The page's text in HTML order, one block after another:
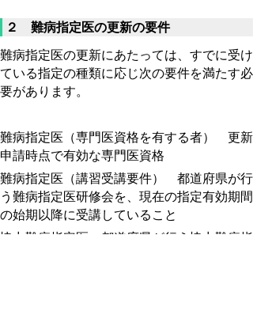
２ 難病指定医の更新の要件
難病指定医の更新にあたっては、すでに受け
ている指定の種類に応じ次の要件を満たす必
要があります。
難病指定医（専門医資格を有する者） 更新
申請時点で有効な専門医資格
難病指定医（講習受講要件） 都道府県が行
う難病指定医研修会を、現在の指定有効期間
の始期以降に受講していること
協力難病指定医 都道府県が行う協力難病指